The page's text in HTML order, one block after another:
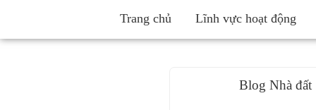
Trang chủ Lĩnh vực hoạt động
Blog Nhà đất